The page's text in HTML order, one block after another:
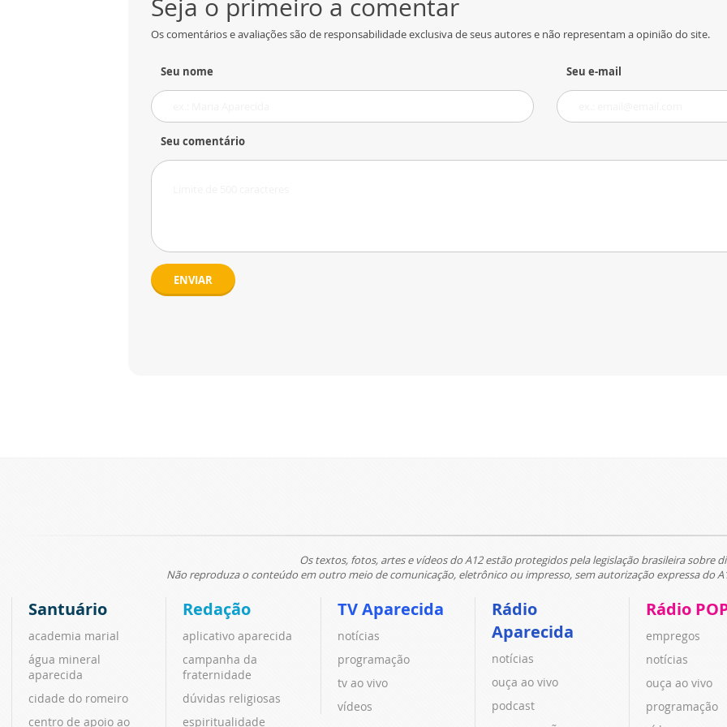
Seja o primeiro a comentar
Os comentários e avaliações são de responsabilidade exclusiva de seus autores e não representam a opinião do site.
Seu nome Seu e-mail
Seu comentário
ENVIAR
Os textos, fotos, artes e vídeos do A12 estão protegidos pela legislação brasileira sobre
Não reproduza o conteúdo em outro meio de comunicação, eletrônico ou impresso, sem autorização expressa do
Santuário
academia marial
água mineral
aparecida
cidade do romeiro
centro de apoio ao
Redação
aplicativo aparecida
campanha da
fraternidade
dúvidas religiosas
espiritualidade
TV Aparecida
notícias
programação
tv ao vivo
vídeos
Rádio
Aparecida
notícias
ouça ao vivo
podcast
Rádio
empregos
notícias
ouça ao vivo
programação